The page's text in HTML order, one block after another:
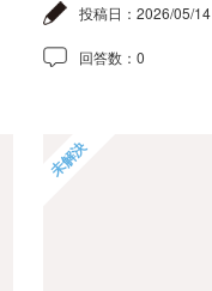
投稿日： 2026/05/14
回答数： 0
未解決